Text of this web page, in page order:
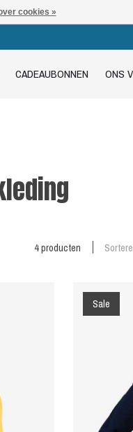
CADEAUBONNEN ONS
4 producten
Sale
cookies »